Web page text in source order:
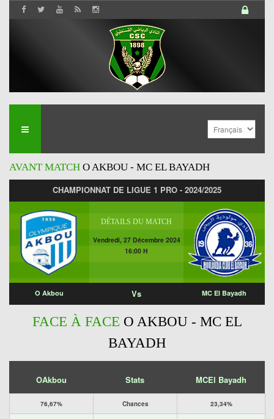
AVANT MATCH O AKBOU - MC EL BAYADH
CHAMPIONNAT DE LIGUE 1 PRO - 2024/2025
DÉTAILS DU MATCH
Vendredi, 27 Décembre 2024
16:00 H
O Akbou Vs MC El Bayadh
FACE À FACE O AKBOU - MC EL
BAYADH
OAkbou Stats MCEl Bayadh
76,67% Chances 23,34%